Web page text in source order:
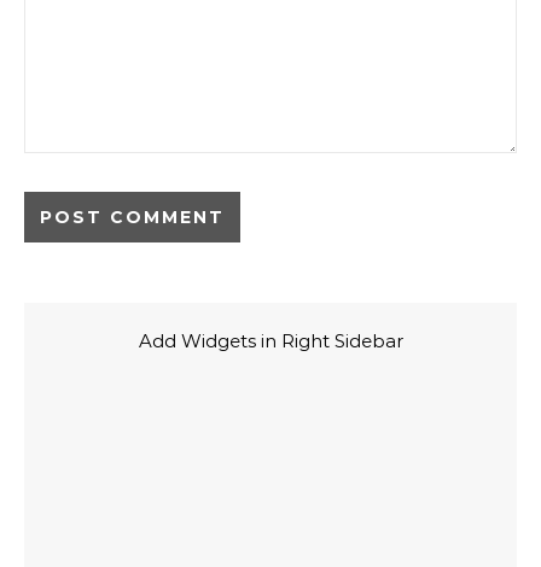
Add Widgets in Right Sidebar